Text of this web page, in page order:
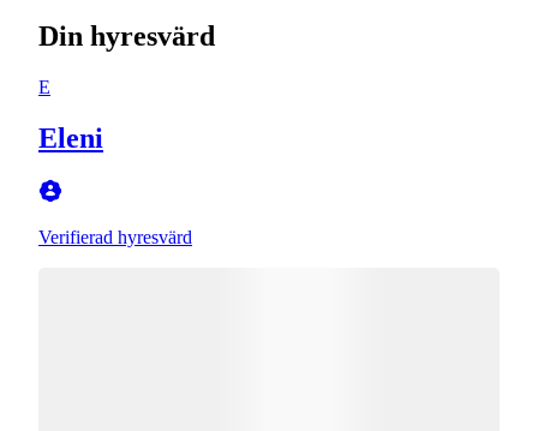
Din hyresvärd
E
Eleni
Verifierad hyresvärd